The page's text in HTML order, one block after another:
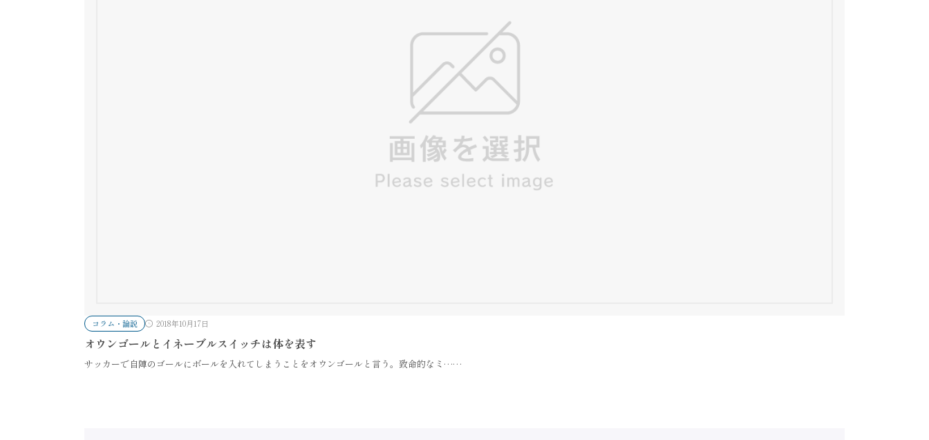
コラム・論説 2018年10月17日
オウンゴールとイネーブルスイッチは体を表す
サッカーで自陣のゴールにボールを入れてしまうことをオウンゴールと言う。致命的なミ……